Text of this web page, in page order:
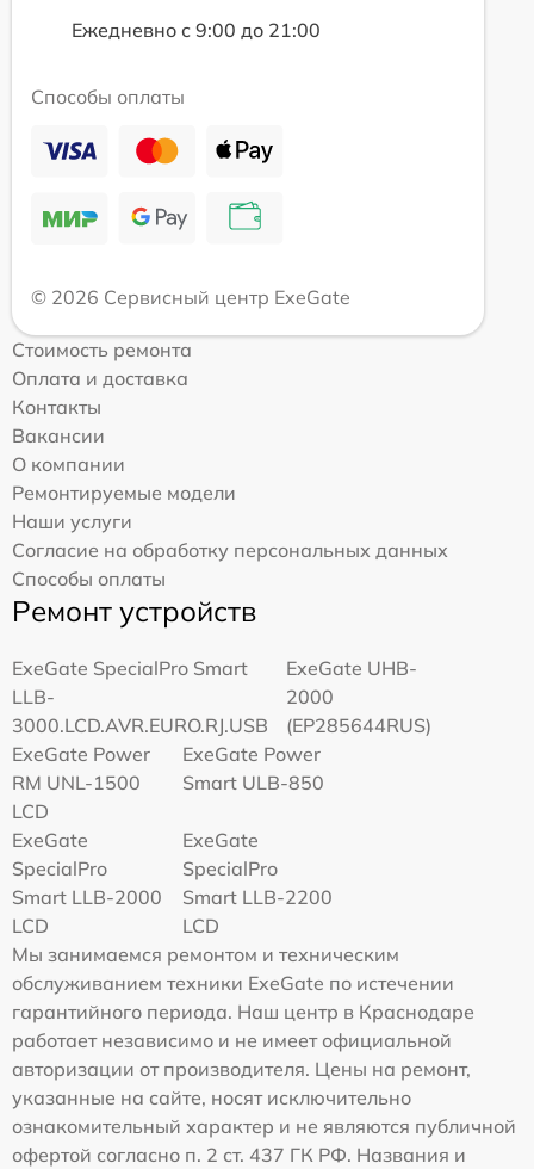
Ежедневно с 9:00 до 21:00
Способы оплаты
© 2026 Сервисный центр ExeGate
Стоимость ремонта
Оплата и доставка
Контакты
Вакансии
О компании
Ремонтируемые модели
Наши услуги
Согласие на обработку персональных данных
Способы оплаты
Ремонт устройств
ExeGate SpecialPro Smart
LLB-
3000.LCD.AVR.EURO.RJ.USB
ExeGate UHB-
2000
(EP285644RUS)
ExeGate Power
RM UNL-1500
LCD
ExeGate Power
Smart ULB-850
ExeGate
SpecialPro
Smart LLB-2000
LCD
ExeGate
SpecialPro
Smart LLB-2200
LCD
Мы занимаемся ремонтом и техническим
обслуживанием техники ExeGate по истечении
гарантийного периода. Наш центр в Краснодаре
работает независимо и не имеет официальной
авторизации от производителя. Цены на ремонт,
указанные на сайте, носят исключительно
ознакомительный характер и не являются публичной
офертой согласно п. 2 ст. 437 ГК РФ. Названия и